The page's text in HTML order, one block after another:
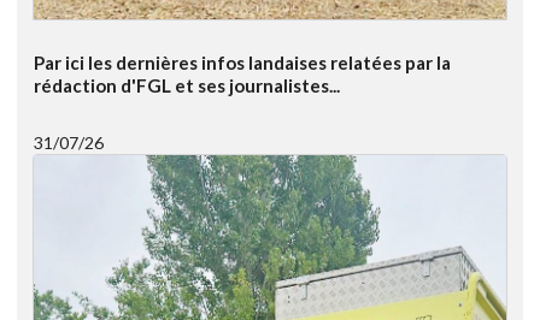
Par ici les dernières infos landaises relatées par la
rédaction d'FGL et ses journalistes...
31/07/26